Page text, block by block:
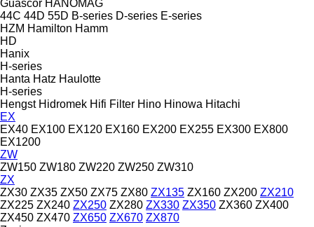
Guascor HANOMAG
44C 44D 55D B-series D-series E-series
HZM Hamilton Hamm
HD
Hanix
H-series
Hanta Hatz Haulotte
H-series
Hengst Hidromek Hifi Filter Hino Hinowa Hitachi
EX
EX40 EX100 EX120 EX160 EX200 EX255 EX300 EX800
EX1200
ZW
ZW150 ZW180 ZW220 ZW250 ZW310
ZX
ZX30 ZX35 ZX50 ZX75 ZX80 ZX135 ZX160 ZX200 ZX210
ZX225 ZX240 ZX250 ZX280 ZX330 ZX350 ZX360 ZX400
ZX450 ZX470 ZX650 ZX670 ZX870